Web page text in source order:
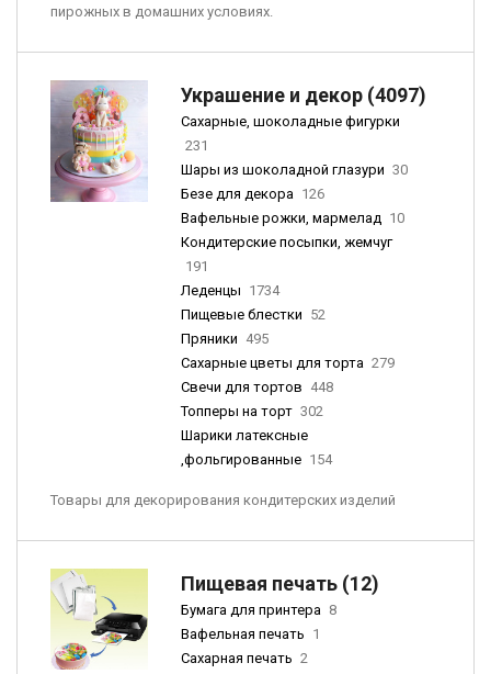
пирожных в домашних условиях.
Украшение и декор (4097)
Сахарные, шоколадные фигурки
231
Шары из шоколадной глазури 30
Безе для декора 126
Вафельные рожки, мармелад 10
Кондитерские посыпки, жемчуг
191
Леденцы 1734
Пищевые блестки 52
Пряники 495
Сахарные цветы для торта 279
Свечи для тортов 448
Топперы на торт 302
Шарики латексные
,фольгированные 154
Товары для декорирования кондитерских изделий
Пищевая печать (12)
Бумага для принтера 8
Вафельная печать 1
Сахарная печать 2